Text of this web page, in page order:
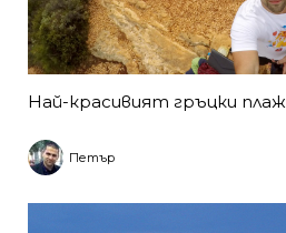
Най-красивият гръцки плаж
Петър